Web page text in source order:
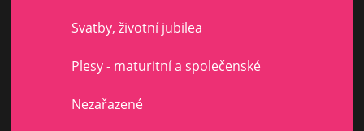
Svatby, životní jubilea
Plesy - maturitní a společenské
Nezařazené